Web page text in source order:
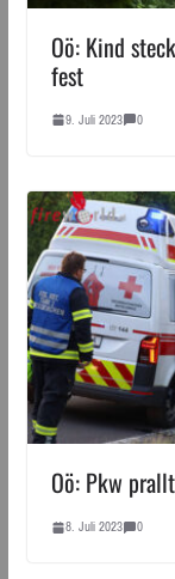
Oö: Kind
fest
9. Juli 2023 0
Oö: Pkw
8. Juli 2023 0